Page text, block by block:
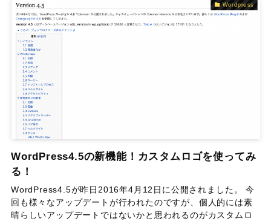
Wordpress
WordPress4.5の新機能！カスタムロゴを使ってみ
る！
WordPress4.5が昨日2016年4月12日に公開されました。 今
回も様々なアップデートが行われたのですが、個人的には素
晴らしいアップデートではないかと思われるのがカスタムロ